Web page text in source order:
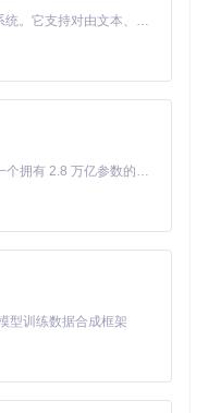
模型效率的理想选择。
为您提供宝贵的学习材
化之旅，打造更高效、
MiniMax H3 是一个通用的全模态生成系统。它支持对由文本、图像、视频和音频组成的多模态上下文进行统一理解，并能生成分辨率高达 2K、时长可达 15 秒的带原生立体声音频的视频。得益于面向任务泛化的系统设计，H3 在预训练阶段就已具备广泛的多模态上下文理解与生成能力，能够出色地执行复杂的多模态指令。
Kimi K3 是Kimi能力最强的模型：这是一个拥有 2.8 万亿参数的混合专家（MoE）模型，具备原生视觉理解能力，并支持 100 万 token 的上下文窗口。
型训练数据合成框架